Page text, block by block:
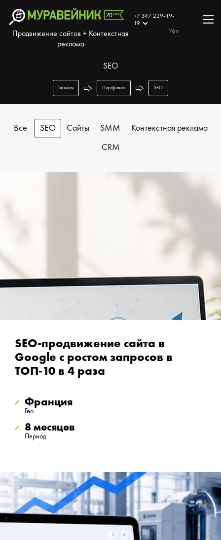
Продвижение сайтов + Контекстная
реклама
+7 347 229-49-
19
Уфа
SEO
Главная Портфолио SEO
Все SEO Сайты SMM Контекстная реклама
CRM
SEO-продвижение сайта в
Google с ростом запросов в
ТОП-10 в 4 раза
Франция
Гео
8 месяцев
Период